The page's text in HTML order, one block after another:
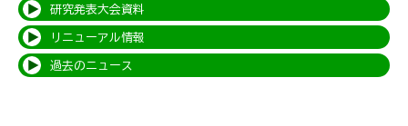
研究発表大会資料
リニューアル情報
過去のニュース